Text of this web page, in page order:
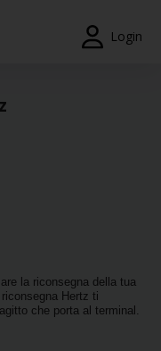
Login
la riconsegna della tua
Hertz ti
che porta al terminal.